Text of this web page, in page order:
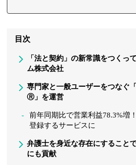
目次
「法と契約」の新常識をつくっ
ム株式会社
専門家と一般ユーザーをつなぐ
Ⓡ」を運営
前年同期比で営業利益78.3%増
登録するサービスに
弁護士を身近な存在にすること
にも貢献